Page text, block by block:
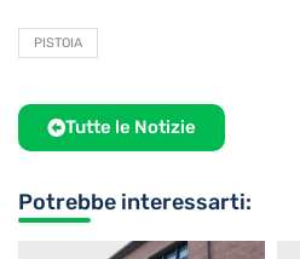
PISTOIA
Tutte le Notizie
Potrebbe interessarti: